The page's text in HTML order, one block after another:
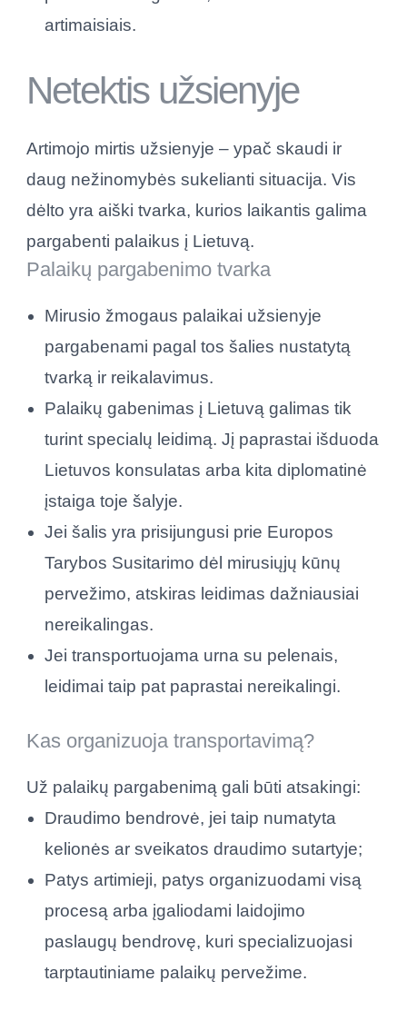
artimaisiais.
Netektis užsienyje
Artimojo mirtis užsienyje – ypač skaudi ir
daug nežinomybės sukelianti situacija. Vis
dėlto yra aiški tvarka, kurios laikantis galima
pargabenti palaikus į Lietuvą.
Palaikų pargabenimo tvarka
Mirusio žmogaus palaikai užsienyje
pargabenami pagal tos šalies nustatytą
tvarką ir reikalavimus.
Palaikų gabenimas į Lietuvą galimas tik
turint specialų leidimą. Jį paprastai išduoda
Lietuvos konsulatas arba kita diplomatinė
įstaiga toje šalyje.
Jei šalis yra prisijungusi prie Europos
Tarybos Susitarimo dėl mirusiųjų kūnų
pervežimo, atskiras leidimas dažniausiai
nereikalingas.
Jei transportuojama urna su pelenais,
leidimai taip pat paprastai nereikalingi.
Kas organizuoja transportavimą?
Už palaikų pargabenimą gali būti atsakingi:
Draudimo bendrovė, jei taip numatyta
kelionės ar sveikatos draudimo sutartyje;
Patys artimieji, patys organizuodami visą
procesą arba įgaliodami laidojimo
paslaugų bendrovę, kuri specializuojasi
tarptautiniame palaikų pervežime.